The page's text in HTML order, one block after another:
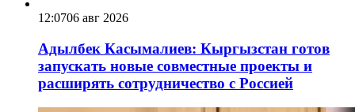
12:0706 авг 2026
Адылбек Касымалиев: Кыргызстан готов
запускать новые совместные проекты и
расширять сотрудничество с Россией